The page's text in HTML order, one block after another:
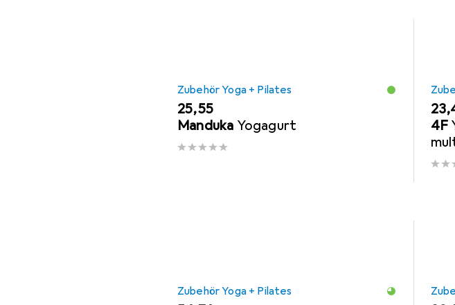
Zubehör Yoga + Pilates
EUR
25,55
Manduka Yogagurt
4F
Zubehör Yoga + Pilates